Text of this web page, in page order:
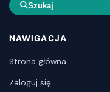
Szukaj
NAWIGACJA
Strona główna
Zaloguj się